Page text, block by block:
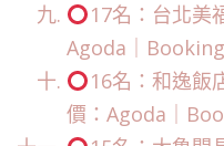
17名：台北美
Agoda｜Booking
16名：和逸飯
價：Agoda｜